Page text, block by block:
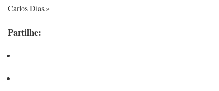
Carlos Dias.»
Partilhe: